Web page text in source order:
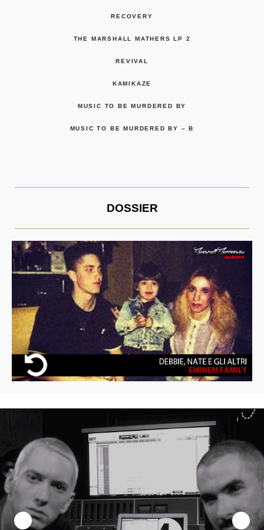
RECOVERY
THE MARSHALL MATHERS LP 2
REVIVAL
KAMIKAZE
MUSIC TO BE MURDERED BY
MUSIC TO BE MURDERED BY – B
DOSSIER